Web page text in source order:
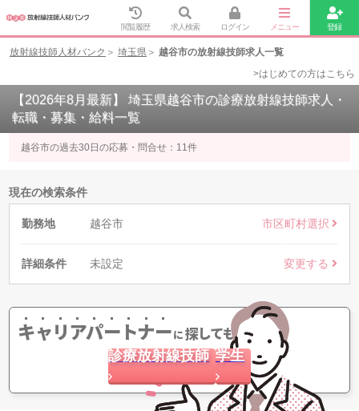
閲覧履歴 求人検索 ログイン メニュー 登録
放射線技師人材バンク 埼玉県
越谷市の放射線技師求人一覧
>はじめての方はこちら
【2026年8月最新】 埼玉県越谷市の診療放射線技師求人・
転職・募集・給料一覧
越谷市の過去30日の応募・問合せ： 11件
現在の検索条件
勤務地 越谷市 市区町村選択
詳細条件 未設定 変更する
キャリアパートナーに探してもらう
診療放射線技師 学生